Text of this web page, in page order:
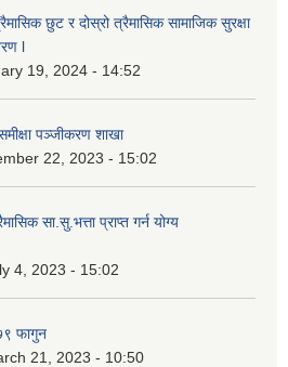
छुट र दोस्रो त्रैमासिक सामाजिक सुरक्षा
l
19, 2024 - 14:52
पञ्जीकरण शाखा
22, 2023 - 15:02
सा.सु.भ‍त्ता प्राप्त गर्न योग्य
4, 2023 - 15:02
फागुन
21, 2023 - 10:50